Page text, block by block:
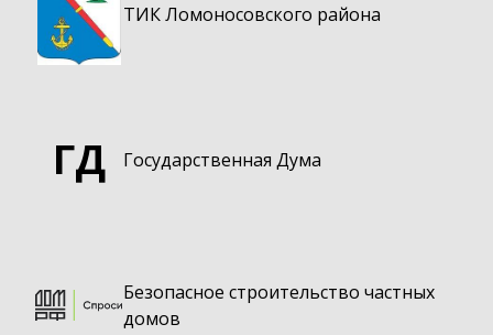
ТИК Ломоносовского района
ГД Государственная Дума
Безопасное строительство частных
домов